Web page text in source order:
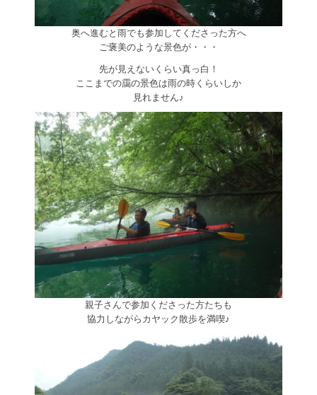
奥へ進むと雨でも参加してくださった方へ
ご褒美のような景色が・・・
先が見えないくらい真っ白！
ここまでの靄の景色は雨の時くらいしか
見れません♪
親子さんで参加くださった方たちも
協力しながらカヤック散歩を満喫♪